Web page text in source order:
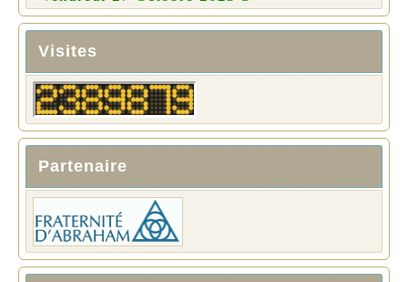
Visites
Partenaire